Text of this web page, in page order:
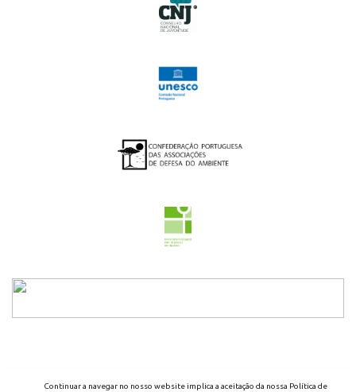
Continuar a navegar no nosso website implica a aceitação da nossa Política de